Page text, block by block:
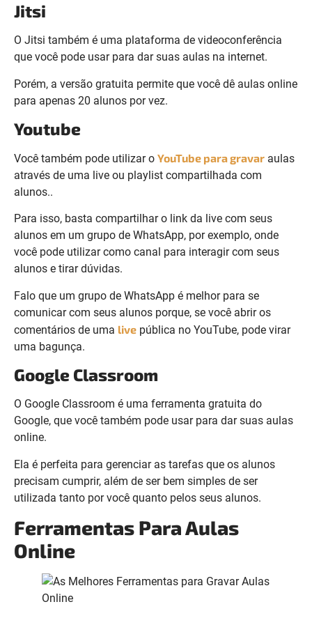
Jitsi
O Jitsi também é uma plataforma de videoconferência
que você pode usar para dar suas aulas na internet.
Porém, a versão gratuita permite que você dê aulas online
para apenas 20 alunos por vez.
Youtube
Você também pode utilizar o YouTube para gravar aulas
através de uma live ou playlist compartilhada com
alunos..
Para isso, basta compartilhar o link da live com seus
alunos em um grupo de WhatsApp, por exemplo, onde
você pode utilizar como canal para interagir com seus
alunos e tirar dúvidas.
Falo que um grupo de WhatsApp é melhor para se
comunicar com seus alunos porque, se você abrir os
comentários de uma live pública no YouTube, pode virar
uma bagunça.
Google Classroom
O Google Classroom é uma ferramenta gratuita do
Google, que você também pode usar para dar suas aulas
online.
Ela é perfeita para gerenciar as tarefas que os alunos
precisam cumprir, além de ser bem simples de ser
utilizada tanto por você quanto pelos seus alunos.
Ferramentas Para Aulas
Online